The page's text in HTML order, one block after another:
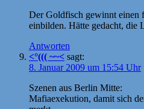
Der Goldfisch gewinnt einen
einbilden. Hätte gedacht, die
Antworten
<°((( ~~< sagt:
8. Januar 2009 um 15:54 Uhr
Szenen aus Berlin Mitte:
Mafiaexekution, damit sich